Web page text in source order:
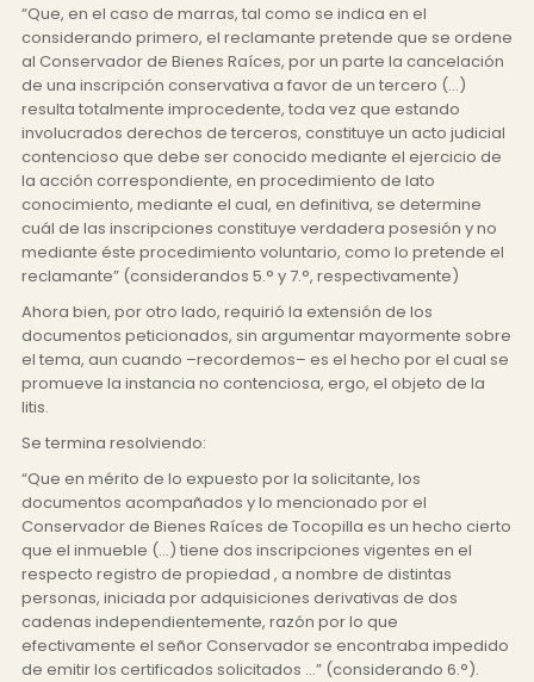
“Que, en el caso de marras, tal como se indica en el
considerando primero, el reclamante pretende que se ordene
al Conservador de Bienes Raíces, por un parte la cancelación
de una inscripción conservativa a favor de un tercero (…)
resulta totalmente improcedente, toda vez que estando
involucrados derechos de terceros, constituye un acto judicial
contencioso que debe ser conocido mediante el ejercicio de
la acción correspondiente, en procedimiento de lato
conocimiento, mediante el cual, en definitiva, se determine
cuál de las inscripciones constituye verdadera posesión y no
mediante éste procedimiento voluntario, como lo pretende el
reclamante” (considerandos 5.° y 7.°, respectivamente)
Ahora bien, por otro lado, requirió la extensión de los
documentos peticionados, sin argumentar mayormente sobre
el tema, aun cuando –recordemos– es el hecho por el cual se
promueve la instancia no contenciosa, ergo, el objeto de la
litis.
Se termina resolviendo:
“Que en mérito de lo expuesto por la solicitante, los
documentos acompañados y lo mencionado por el
Conservador de Bienes Raíces de Tocopilla es un hecho cierto
que el inmueble (…) tiene dos inscripciones vigentes en el
respecto registro de propiedad , a nombre de distintas
personas, iniciada por adquisiciones derivativas de dos
cadenas independientemente, razón por lo que
efectivamente el señor Conservador se encontraba impedido
de emitir los certificados solicitados …” (considerando 6.°).